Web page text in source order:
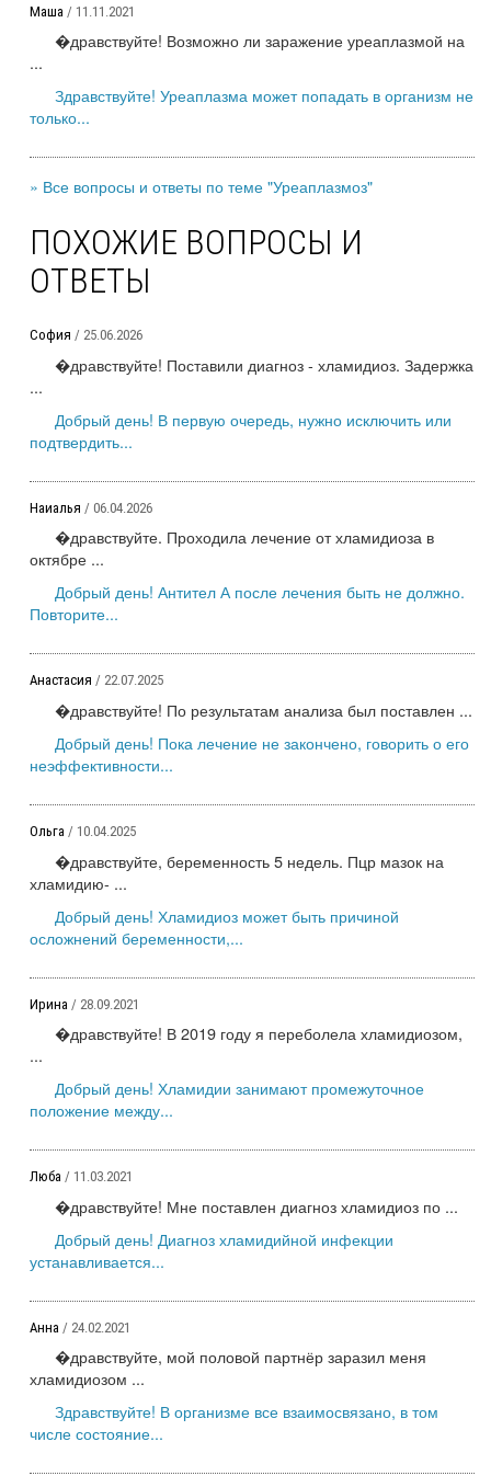
Маша / 11.11.2021
�дравствуйте! Возможно ли заражение уреаплазмой на
...
Здравствуйте! Уреаплазма может попадать в организм не
только...
» Все вопросы и ответы по теме "Уреаплазмоз"
ПОХОЖИЕ ВОПРОСЫ И
ОТВЕТЫ
София / 25.06.2026
�дравствуйте! Поставили диагноз - хламидиоз. Задержка
...
Добрый день! В первую очередь, нужно исключить или
подтвердить...
Наиалья / 06.04.2026
�дравствуйте. Проходила лечение от хламидиоза в
октябре ...
Добрый день! Антител А после лечения быть не должно.
Повторите...
Анастасия / 22.07.2025
�дравствуйте! По результатам анализа был поставлен ...
Добрый день! Пока лечение не закончено, говорить о его
неэффективности...
Ольга / 10.04.2025
�дравствуйте, беременность 5 недель. Пцр мазок на
хламидию- ...
Добрый день! Хламидиоз может быть причиной
осложнений беременности,...
Ирина / 28.09.2021
�дравствуйте! В 2019 году я переболела хламидиозом,
...
Добрый день! Хламидии занимают промежуточное
положение между...
Люба / 11.03.2021
�дравствуйте! Мне поставлен диагноз хламидиоз по ...
Добрый день! Диагноз хламидийной инфекции
устанавливается...
Анна / 24.02.2021
�дравствуйте, мой половой партнёр заразил меня
хламидиозом ...
Здравствуйте! В организме все взаимосвязано, в том
числе состояние...